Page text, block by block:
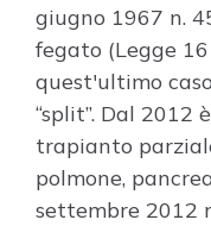
giugno 1967 n.
fegato (Legge
quest'ultimo
“split”. Dal 2012
trapianto
polmone,
settembre 2012